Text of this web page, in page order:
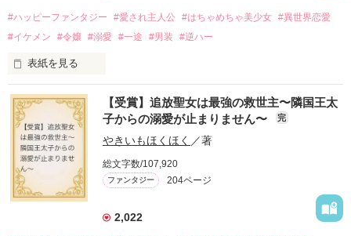
勘違いから始まる初夜騒動に危険ばかりの血まみれ新婚生活。
「──はい、喜んで！」
出会いは最悪、結婚生活は最高……？
愛を知らない公爵と天然怪力令嬢の溺愛バイオレンスラブコメ
ディです。
＊この世界のお金はお札にさせてください。
＊なろう、カクヨム、アルファポリス掲載中
#ハッピーファンタジー #愛され主人公 #はちゃめちゃ美少女 #異世界恋愛
#イケメン
#令嬢 #溺愛 #一途 #男装 #逆ハー
表紙を見る
＼異世界ラブコメ×ハッピーファンタジー／
「いやっほぉぉおお〜い！！！！」
バンジーした侯爵令嬢の先にいたのは
甘いマスクの公爵様の頭上でした
「ど、どいてぇぇぇえ！！！！！」
【受賞】追放聖女は最強の救世主〜隣国王太
子からの溺愛が止まりません〜
完
やきいもほくほく ／著
総文字数/107,920
ファンタジー 204ページ
2,022